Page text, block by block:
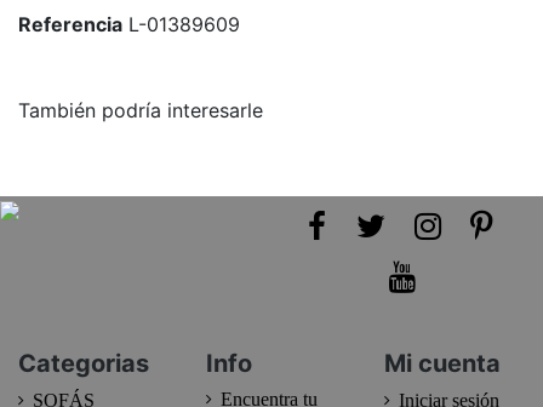
Referencia L-01389609
También podría interesarle
Categorias
SOFÁS
Info
Encuentra tu
Mi cuenta
Iniciar sesión